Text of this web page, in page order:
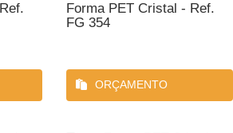
Forma PET Cristal - Ref.
FG 354
ORÇAMENTO